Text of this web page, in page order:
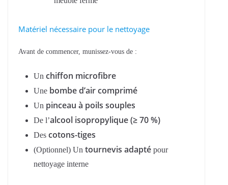
Matériel nécessaire pour le nettoyage
Avant de commencer, munissez-vous de :
Un chiffon microfibre
Une bombe d’air comprimé
Un pinceau à poils souples
De l’alcool isopropylique (≥ 70 %)
Des cotons-tiges
(Optionnel) Un tournevis adapté pour
nettoyage interne